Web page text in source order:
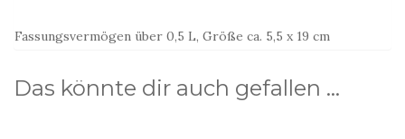
Fassungsvermögen über 0,5 L, Größe ca. 5,5 x 19 cm
Das könnte dir auch gefallen …